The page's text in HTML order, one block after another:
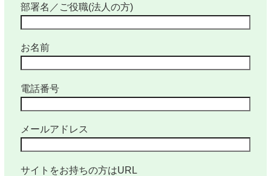
部署名／ご役職(法人の方)
お名前
電話番号
メールアドレス
サイトをお持ちの方はURL